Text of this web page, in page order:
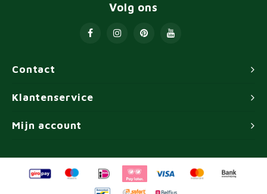
Contact
Volg ons
Klantenservice
Mijn account